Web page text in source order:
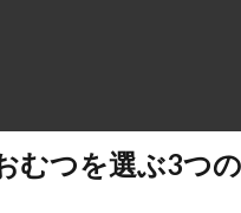
むつを選ぶ3つ